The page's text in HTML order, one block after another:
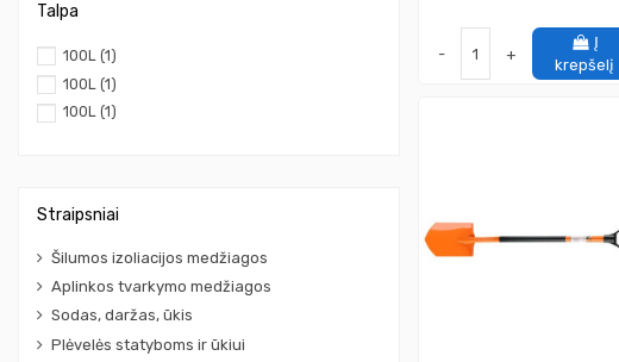
- +
Į
krepšelį
Talpa
100L (1)
100L (1)
100L (1)
Straipsniai
Šilumos izoliacijos medžiagos
Aplinkos tvarkymo medžiagos
Sodas, daržas, ūkis
Plėvelės statyboms ir ūkiui